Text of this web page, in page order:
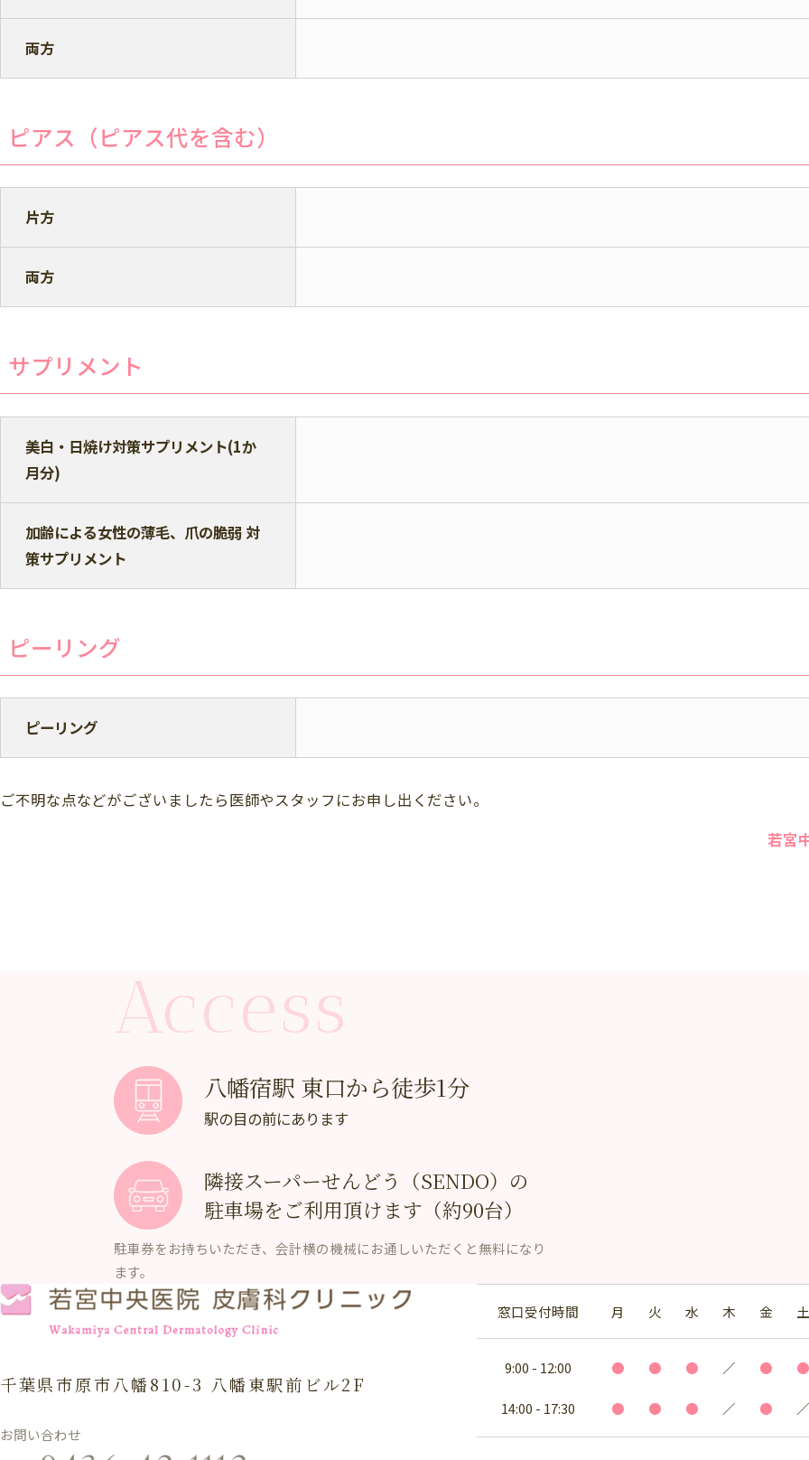
両方
ピアス（ピアス代を含む）
片方
両方
サプリメント
美白・日焼け対策サプリメント(1か
月分)
加齢による女性の薄毛、爪の脆弱 対
策サプリメント
ピーリング
ピーリング
ご不明な点などがございましたら医師やスタッフにお申し出ください。
若宮
Access
八幡宿駅 東口から徒歩1分
駅の目の前にあります
隣接スーパーせんどう（SENDO）の
駐車場をご利用頂けます（約90台）
駐車券をお持ちいただき、会計横の機械にお通しいただくと無料になり
ます。
千葉県市原市八幡810-3 八幡東駅前ビル2F
お問い合わせ
窓口受付時間 月 火 水 木 金 土
9:00 - 12:00 ● ● ● ／ ● ●
14:00 - 17:30 ● ● ● ／ ● ／